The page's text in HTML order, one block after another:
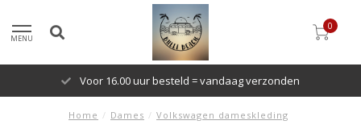
MENU
0
Voor 16.00 uur besteld = vandaag verzonden
Home / Dames / Volkswagen dameskleding